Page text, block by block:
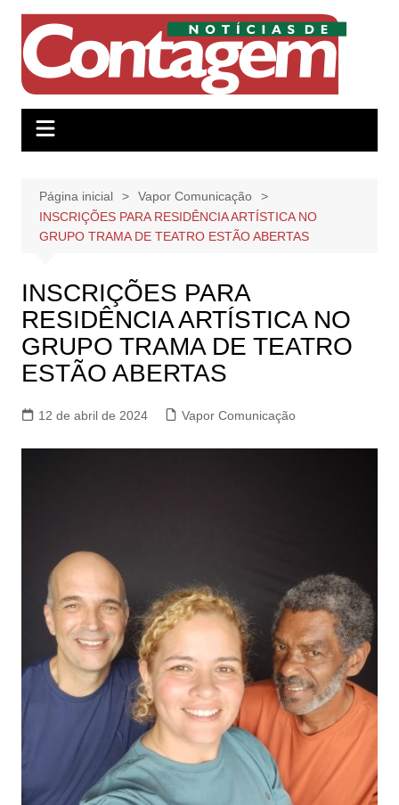
conteúdo
Página inicial
Vapor Comunicação
INSCRIÇÕES PARA RESIDÊNCIA ARTÍSTICA NO
GRUPO TRAMA DE TEATRO ESTÃO ABERTAS
INSCRIÇÕES PARA
RESIDÊNCIA ARTÍSTICA NO
GRUPO TRAMA DE TEATRO
ESTÃO ABERTAS
12 de abril de 2024 Vapor Comunicação